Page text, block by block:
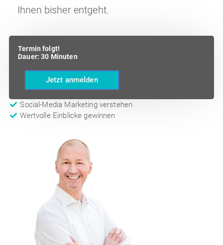
Ihnen bisher entgeht.
Termin folgt!
Dauer: 30 Minuten
Jetzt anmelden
Social-Media Marketing verstehen
Wertvolle Einblicke gewinnen